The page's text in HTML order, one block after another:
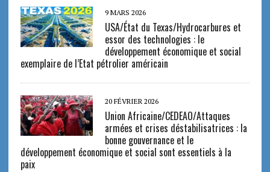
9 MARS 2026
USA/État du Texas/Hydrocarbures et
essor des technologies : le
développement économique et social
exemplaire de l’Etat pétrolier américain
20 FÉVRIER 2026
Union Africaine/CEDEAO/Attaques
armées et crises déstabilisatrices : la
bonne gouvernance et le
développement économique et social sont essentiels à la
paix